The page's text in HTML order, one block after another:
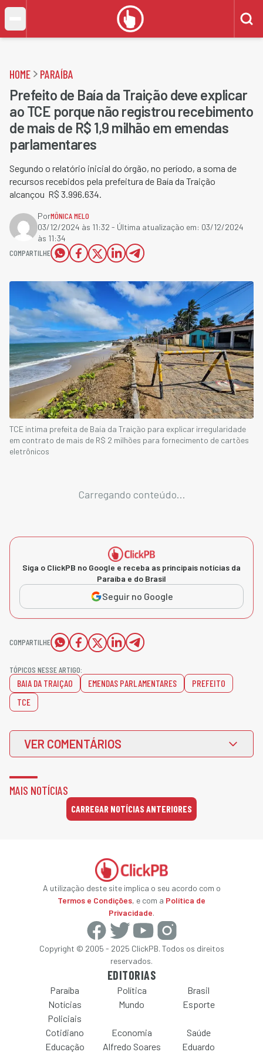
HOME PARAÍBA
Prefeito de Baía da Traição deve explicar
ao TCE porque não registrou recebimento
de mais de R$ 1,9 milhão em emendas
parlamentares
Segundo o relatório inicial do órgão, no período, a soma de
recursos recebidos pela prefeitura de Baía da Traição
alcançou R$ 3.996.634.
PorMÔNICA MELO
03/12/2024 às 11:32 - Última atualização em: 03/12/2024
às 11:34
COMPARTILHE
TCE intima prefeita de Baía da Traição para explicar irregularidade
em contrato de mais de R$ 2 milhões para fornecimento de cartões
eletrônicos
Carregando conteúdo...
Siga o ClickPB no Google e receba as principais notícias da
Paraíba e do Brasil
Seguir no Google
COMPARTILHE
TÓPICOS NESSE ARTIGO:
BAIA DA TRAIÇAO EMENDAS PARLAMENTARES
PREFEITO
TCE
VER COMENTÁRIOS
MAIS NOTÍCIAS
CARREGAR NOTÍCIAS ANTERIORES
A utilização deste site implica o seu acordo com o
Termos e Condições, e com a Política de
Privacidade.
Copyright © 2005 - 2025 ClickPB. Todos os direitos
reservados.
EDITORIAS
Paraíba Política
Brasil
Notícias
Policiais
Mundo Esporte
Cotidiano Economia
Saúde
Educação
Alfredo Soares Eduardo